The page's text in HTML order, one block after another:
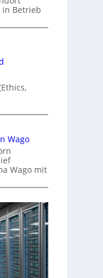
Betrieb
Wago
Wago mit